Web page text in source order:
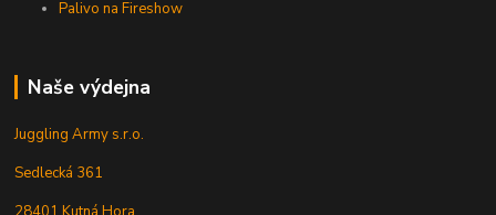
Palivo na Fireshow
Naše výdejna
Juggling Army s.r.o.
Sedlecká 361